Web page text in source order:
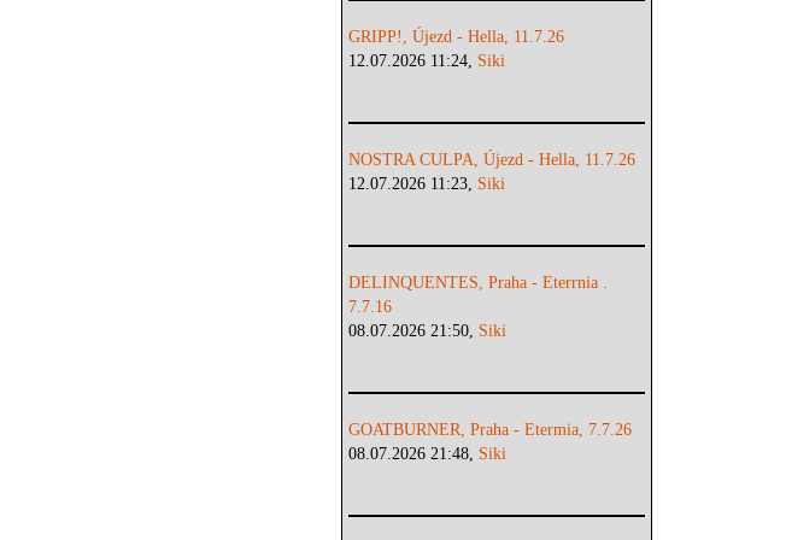
GRIPP!, Újezd - Hella, 11.7.26
12.07.2026 11:24, Siki
NOSTRA CULPA, Újezd - Hella, 11.7.26
12.07.2026 11:23, Siki
DELINQUENTES, Praha - Eterrnia .
7.7.16
08.07.2026 21:50, Siki
GOATBURNER, Praha - Etermia, 7.7.26
08.07.2026 21:48, Siki